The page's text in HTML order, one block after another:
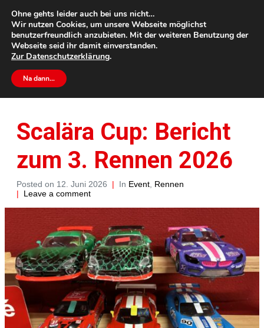
Home Event
Scalära Cup: Bericht zum 3. Rennen 2026
Scalära Cup: Bericht
zum 3. Rennen 2026
Posted on 12. Juni 2026 In Event Rennen
Leave a comment
Ohne gehts leider auch bei uns nicht…
Wir nutzen Cookies, um unsere Webseite möglichst
benutzerfreundlich anzubieten. Mit der weiteren Benutzung der
Webseite seid ihr damit einverstanden.
Zur Datenschutzerklärung.
Na dann…